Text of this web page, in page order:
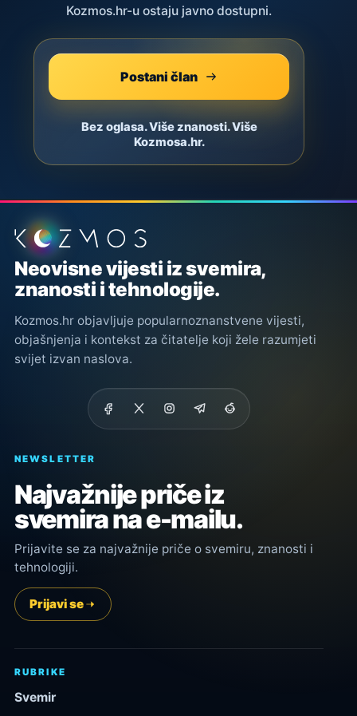
Kozmos.hr-u ostaju javno dostupni.
Postani član
Bez oglasa. Više znanosti. Više
Kozmosa.hr.
Podnožje stranice
Neovisne vijesti iz svemira,
znanosti i tehnologije.
Kozmos.hr objavljuje popularnoznanstvene vijesti,
objašnjenja i kontekst za čitatelje koji žele razumjeti
svijet izvan naslova.
NEWSLETTER
Najvažnije priče iz
svemira na e-mailu.
Prijavite se za najvažnije priče o svemiru, znanosti i
tehnologiji.
Prijavi se
RUBRIKE
Svemir